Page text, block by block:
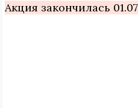
Акция закончилась